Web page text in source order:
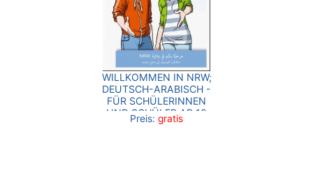
WILLKOMMEN IN NRW;
DEUTSCH-ARABISCH -
FÜR SCHÜLERINNEN
UND SCHÜLER AB 10
JAHREN
Preis: gratis